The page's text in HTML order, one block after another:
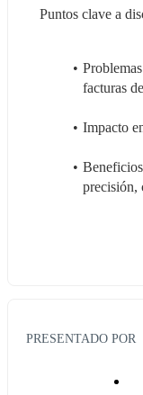
Puntos clave a
facturas
Impacto
precisión,
PRESENTADO POR